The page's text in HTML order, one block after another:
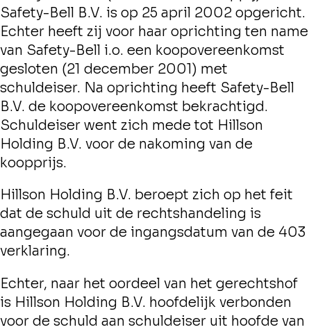
Safety-Bell B.V. is op 25 april 2002 opgericht.
Echter heeft zij voor haar oprichting ten name
van Safety-Bell i.o. een koopovereenkomst
gesloten (21 december 2001) met
schuldeiser. Na oprichting heeft Safety-Bell
B.V. de koopovereenkomst bekrachtigd.
Schuldeiser went zich mede tot Hillson
Holding B.V. voor de nakoming van de
koopprijs.
Hillson Holding B.V. beroept zich op het feit
dat de schuld uit de rechtshandeling is
aangegaan voor de ingangsdatum van de 403
verklaring.
Echter, naar het oordeel van het gerechtshof
is Hillson Holding B.V. hoofdelijk verbonden
voor de schuld aan schuldeiser uit hoofde van